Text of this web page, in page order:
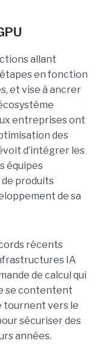
allant
étapes en fonction
et vise à ancrer
entreprises ont
des
d’intégrer les
équipes
produits
de sa
récents
IA
de calcul qui
se contentent
tournent vers le
sécuriser des
années.